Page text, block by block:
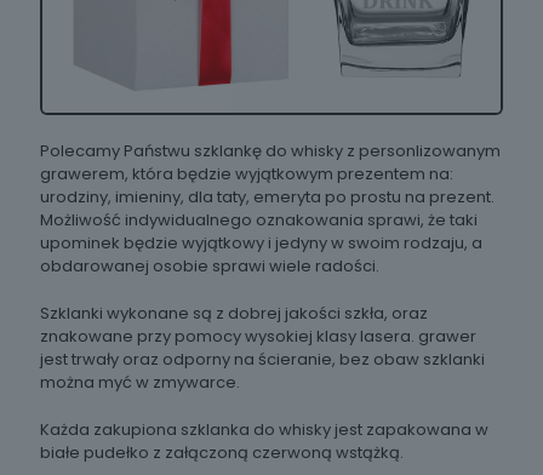
Polecamy Państwu szklankę do whisky z personlizowanym
grawerem, która będzie wyjątkowym prezentem na:
urodziny, imieniny, dla taty, emeryta po prostu na prezent.
Możliwość indywidualnego oznakowania sprawi, że taki
upominek będzie wyjątkowy i jedyny w swoim rodzaju, a
obdarowanej osobie sprawi wiele radości.
Szklanki wykonane są z dobrej jakości szkła, oraz
znakowane przy pomocy wysokiej klasy lasera. grawer
jest trwały oraz odporny na ścieranie, bez obaw szklanki
można myć w zmywarce.
Każda zakupiona szklanka do whisky jest zapakowana w
białe pudełko z załączoną czerwoną wstążką.